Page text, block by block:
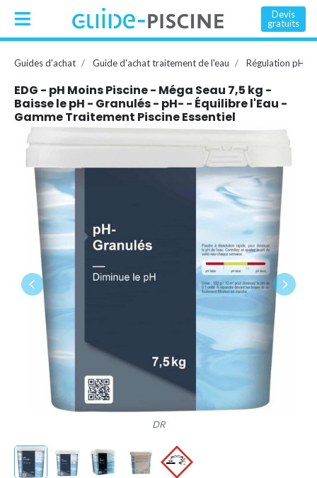
Devis
gratuits
Guides d'achat Guide d'achat traitement de l'eau Régulation pH
EDG - pH Moins Piscine - Méga Seau 7,5 kg -
Baisse le pH - Granulés - pH- - Équilibre l'Eau -
Gamme Traitement Piscine Essentiel
DR